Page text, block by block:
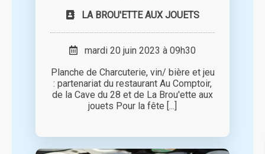
LA BROU'ETTE AUX JOUETS
mardi 20 juin 2023 à 09h30
Planche de Charcuterie, vin/ bière et jeu
: partenariat du restaurant Au Comptoir,
de la Cave du 28 et de La Brou'ette aux
jouets Pour la fête [...]